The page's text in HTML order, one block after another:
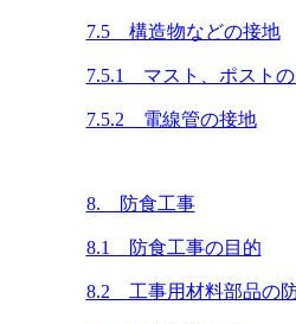
7.5 構造物などの接地
7.5.1 マスト、ポスト
7.5.2 電線管の接地
8. 防食工事
8.1 防食工事の目的
8.2 工事用材料部品の